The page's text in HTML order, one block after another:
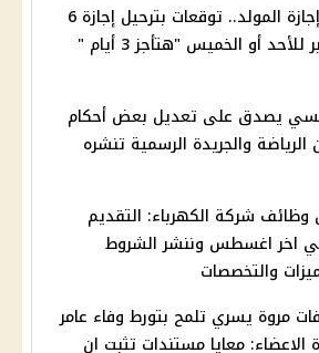
بعد إجازة المولد.. توقعات بترحيل إجازة 6
للأحد أو الخميس "هتأجز 3 أيام "
يصدق على تعديل بعض أحكام
الرياضة والجريدة الرسمية تنشره
وظائف شركة الكهرباء: التقديم
اخر اغسطس وننشر الشروط
والتخصصات
مروة يسري تلمح بتورط وفاء عامر
الاعضاء: معايا مستندات تثبت ان